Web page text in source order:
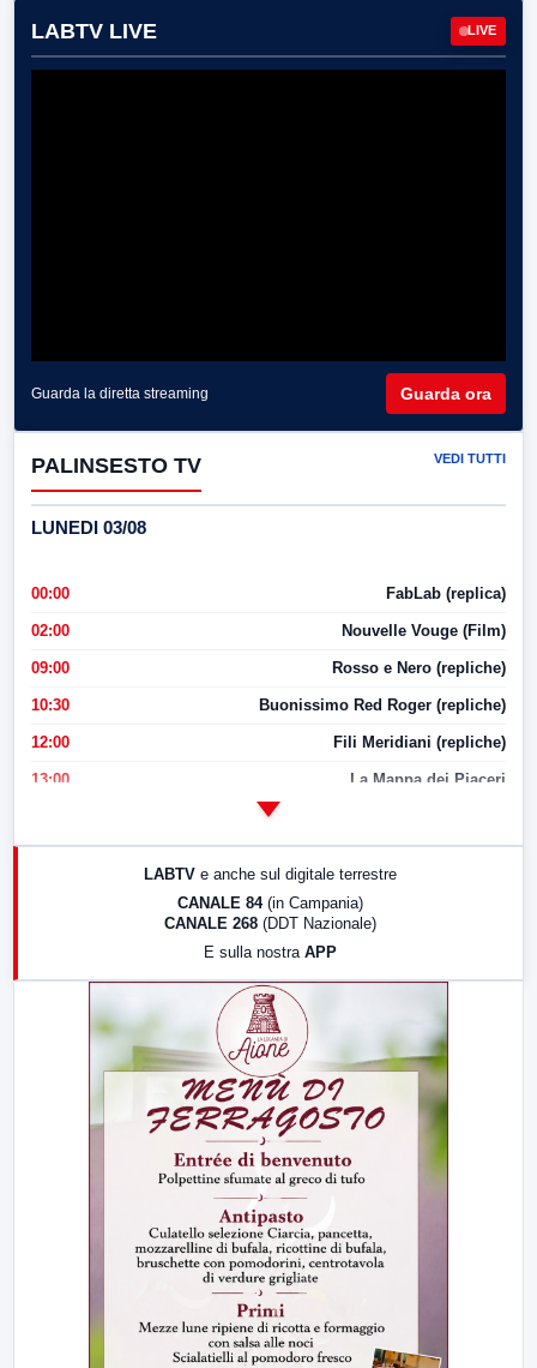
LABTV LIVE LIVE
Guarda la diretta streaming Guarda ora
PALINSESTO TV VEDI TUTTI
LUNEDI 03/08
00:00 FabLab (replica)
02:00 Nouvelle Vouge (Film)
09:00 Rosso e Nero (repliche)
10:30 Buonissimo Red Roger (repliche)
12:00 Fili Meridiani (repliche)
13:00 La Mappa dei Piaceri
17:00 LabNews (replica)
LABTV e anche sul digitale terrestre
CANALE 84 (in Campania)
CANALE 268 (DDT Nazionale)
E sulla nostra APP